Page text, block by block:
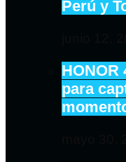
Perú y
HONOR
para